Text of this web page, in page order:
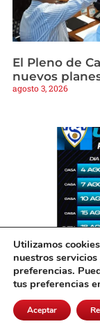
El Pleno de
nuevos
agosto 3, 2026
El Yugo UD
debut liguero
Utilizamos
nuestros
preferencias.
tus preferencias
Aceptar